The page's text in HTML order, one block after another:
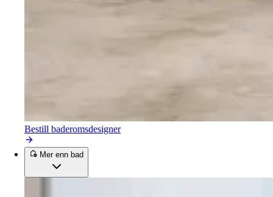
Bestill baderomsdesigner
Mer enn bad